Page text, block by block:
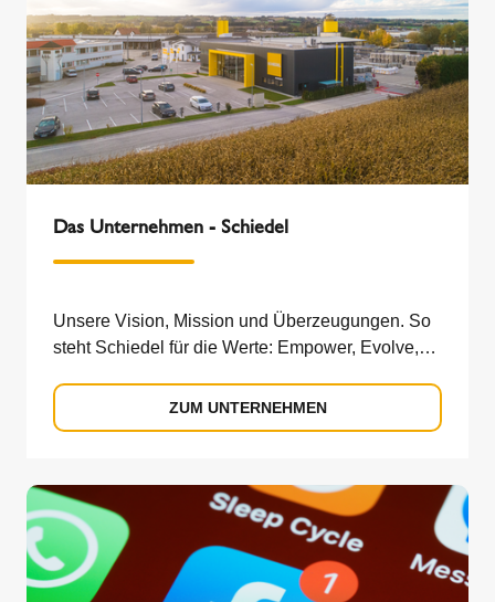
Das Unternehmen - Schiedel
Unsere Vision, Mission und Überzeugungen. So
steht Schiedel für die Werte: Empower, Evolve,
ZUM UNTERNEHMEN